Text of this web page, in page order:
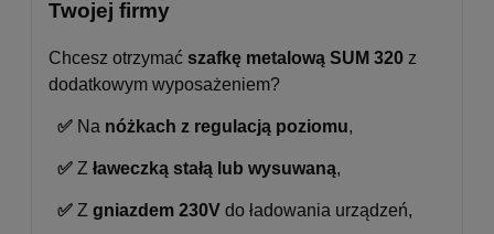
Twojej firmy
Chcesz otrzymać szafkę metalową SUM 320 z
dodatkowym wyposażeniem?
✅ Na nóżkach z regulacją poziomu,
✅ Z ławeczką stałą lub wysuwaną,
✅ Z gniazdem 230V do ładowania urządzeń,